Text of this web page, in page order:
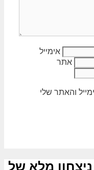
אימייל
אתר
והאתר שלי
מלא של